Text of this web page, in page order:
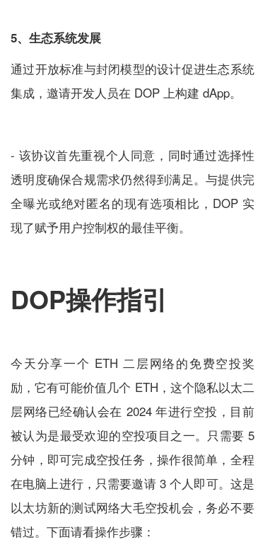
5、生态系统发展
通过开放标准与封闭模型的设计促进生态系统
集成，邀请开发人员在 DOP 上构建 dApp。
- 该协议首先重视个人同意，同时通过选择性
透明度确保合规需求仍然得到满足。与提供完
全曝光或绝对匿名的现有选项相比，DOP 实
现了赋予用户控制权的最佳平衡。
DOP操作指引
今天分享一个 ETH 二层网络的免费空投奖
励，它有可能价值几个 ETH，这个隐私以太二
层网络已经确认会在 2024 年进行空投，目前
被认为是最受欢迎的空投项目之一。只需要 5
分钟，即可完成空投任务，操作很简单，全程
在电脑上进行，只需要邀请 3 个人即可。这是
以太坊新的测试网络大毛空投机会，务必不要
错过。下面请看操作步骤：